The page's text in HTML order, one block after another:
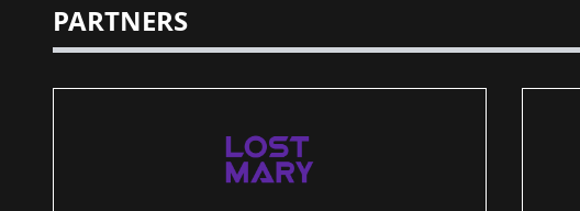
PARTNERS